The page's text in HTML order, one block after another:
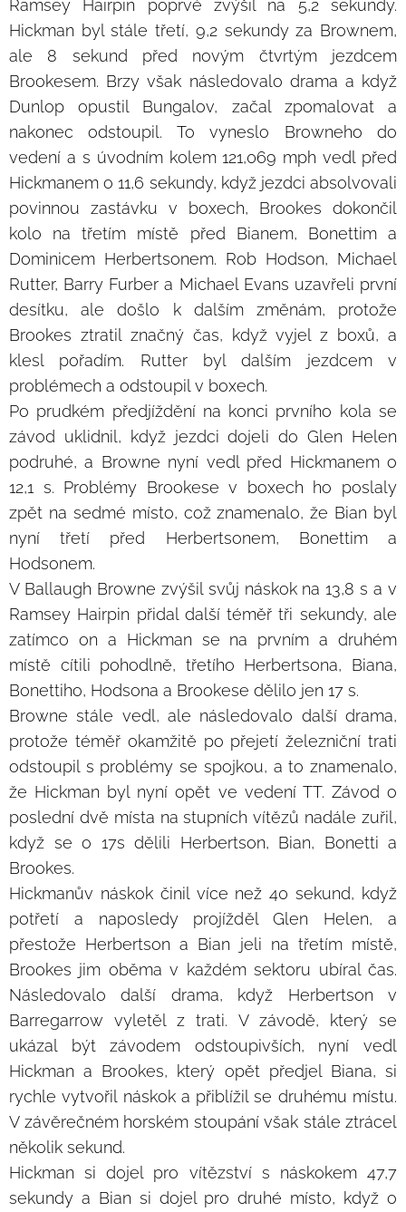
Ramsey Hairpin poprvé zvýšil na 5,2 sekundy.
Hickman byl stále třetí, 9,2 sekundy za Brownem,
ale 8 sekund před novým čtvrtým jezdcem
Brookesem. Brzy však následovalo drama a když
Dunlop opustil Bungalov, začal zpomalovat a
nakonec odstoupil. To vyneslo Browneho do
vedení a s úvodním kolem 121,069 mph vedl před
Hickmanem o 11,6 sekundy, když jezdci absolvovali
povinnou zastávku v boxech, Brookes dokončil
kolo na třetím místě před Bianem, Bonettim a
Dominicem Herbertsonem. Rob Hodson, Michael
Rutter, Barry Furber a Michael Evans uzavřeli první
desítku, ale došlo k dalším změnám, protože
Brookes ztratil značný čas, když vyjel z boxů, a
klesl pořadím. Rutter byl dalším jezdcem v
problémech a odstoupil v boxech.
Po prudkém předjíždění na konci prvního kola se
závod uklidnil, když jezdci dojeli do Glen Helen
podruhé, a Browne nyní vedl před Hickmanem o
12,1 s. Problémy Brookese v boxech ho poslaly
zpět na sedmé místo, což znamenalo, že Bian byl
nyní třetí před Herbertsonem, Bonettim a
Hodsonem.
V Ballaugh Browne zvýšil svůj náskok na 13,8 s a v
Ramsey Hairpin přidal další téměř tři sekundy, ale
zatímco on a Hickman se na prvním a druhém
místě cítili pohodlně, třetího Herbertsona, Biana,
Bonettiho, Hodsona a Brookese dělilo jen 17 s.
Browne stále vedl, ale následovalo další drama,
protože téměř okamžitě po přejetí železniční trati
odstoupil s problémy se spojkou, a to znamenalo,
že Hickman byl nyní opět ve vedení TT. Závod o
poslední dvě místa na stupních vítězů nadále zuřil,
když se o 17s dělili Herbertson, Bian, Bonetti a
Brookes.
Hickmanův náskok činil více než 40 sekund, když
potřetí a naposledy projížděl Glen Helen, a
přestože Herbertson a Bian jeli na třetím místě,
Brookes jim oběma v každém sektoru ubíral čas.
Následovalo další drama, když Herbertson v
Barregarrow vyletěl z trati. V závodě, který se
ukázal být závodem odstoupivších, nyní vedl
Hickman a Brookes, který opět předjel Biana, si
rychle vytvořil náskok a přiblížil se druhému místu.
V závěrečném horském stoupání však stále ztrácel
několik sekund.
Hickman si dojel pro vítězství s náskokem 47,7
sekundy a Bian si dojel pro druhé místo, když o